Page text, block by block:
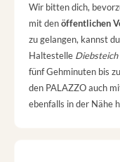
Wir bitten dich,
mit denöffentlichen
zu gelangen, kannst
Haltestelle Diebsteich
fünf Gehminuten bis
den PALAZZO auch
ebenfalls in der Nähe